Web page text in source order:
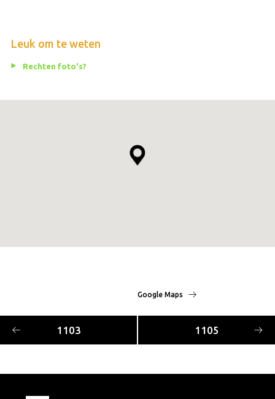
Leuk om te weten
Rechten foto's?
Google Maps
1103 1105